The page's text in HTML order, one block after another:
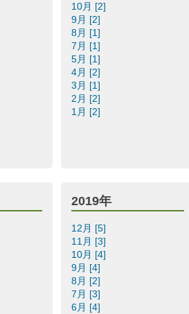
10月 [2]
9月 [2]
8月 [1]
7月 [1]
5月 [1]
4月 [2]
3月 [1]
2月 [2]
1月 [2]
2019年
12月 [5]
11月 [3]
10月 [4]
9月 [4]
8月 [2]
7月 [3]
6月 [4]